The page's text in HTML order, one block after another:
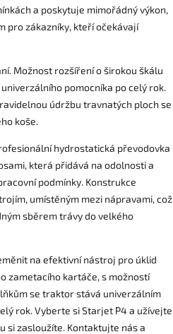
a poskytuje mimořádný výkon,
pro zákazníky, kteří očekávají
Možnost rozšíření o širokou škálu
pomocníka po celý rok.
údržbu travnatých ploch se
koše.
hydrostatická převodovka
která přidává na odolnosti a
podmínky. Konstrukce
umístěným mezi nápravami, což
sběrem trávy do velkého
na efektivní nástroj pro úklid
zametacího kartáče, s možností
se traktor stává univerzálním
rok. Vyberte si Starjet P4 a užívejte
si zasloužíte. Kontaktujte nás a